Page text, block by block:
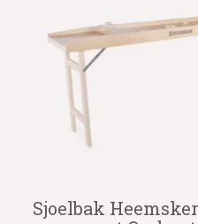
Sjoelbak